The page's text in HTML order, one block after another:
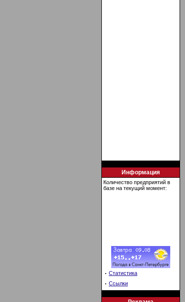
Информация
Количество предприятий в
базе на текущий момент:
· Статистика
· Ссылки